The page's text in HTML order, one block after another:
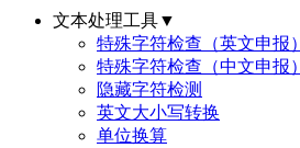
文本处理工具▼
特殊字符检查（英文申报）
特殊字符检查（中文申报）
隐藏字符检测
英文大小写转换
单位换算